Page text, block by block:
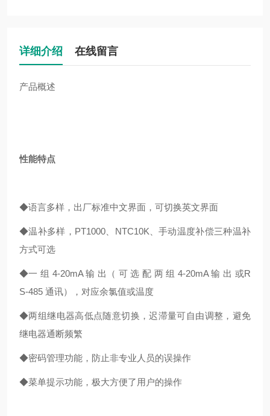
详细介绍 在线留言
产品概述
性能特点
◆语言多样，出厂标准中文界面，可切换英文界面
◆温补多样，PT1000、NTC10K、手动温度补偿三种温补
方式可选
◆一 组 4-20mA 输 出（ 可 选 配 两 组 4-20mA 输 出 或R
S-485 通讯），对应余氯值或温度
◆两组继电器高低点随意切换，迟滞量可自由调整，避免
继电器通断频繁
◆密码管理功能，防止非专业人员的误操作
◆菜单提示功能，极大方便了用户的操作